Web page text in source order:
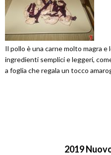
Il pollo è una carne molto magra
ingredienti semplici e leggeri,
a foglia che regala un tocco
2019